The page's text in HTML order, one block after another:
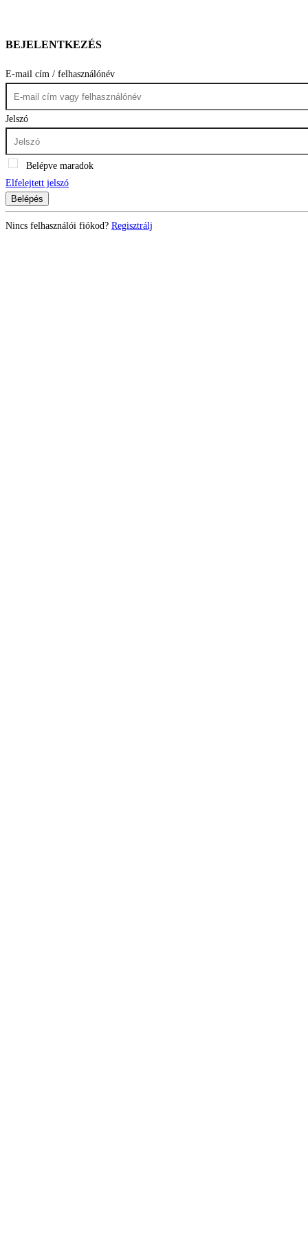
BEJELENTKEZÉS
E-mail cím / felhasználónév
Jelszó
Belépve maradok
Elfelejtett jelszó
Belépés
Nincs felhasználói fiókod? Regisztrálj